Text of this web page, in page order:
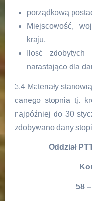
porządkową
Miejscowość,
kraju,
Ilość
narastająco dla
3.4 Materiały
danego stopnia tj.
najpóźniej do 30
zdobywano dany
Oddział
58